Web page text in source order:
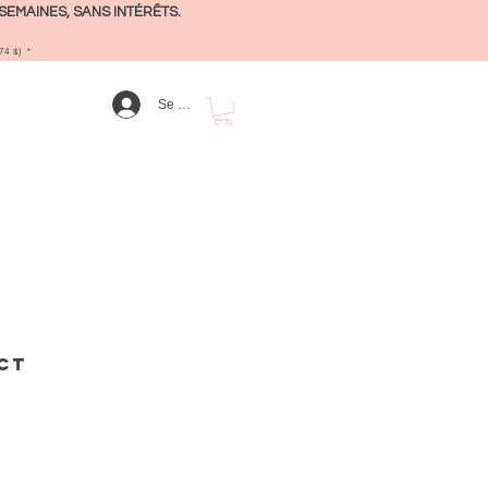
SANS INTÉRÊTS.
$) *
Se connecter